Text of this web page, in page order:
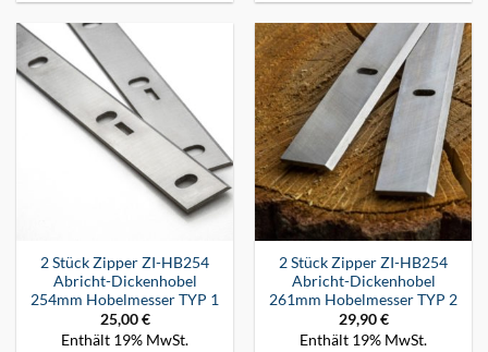
2 Stück Zipper ZI-HB254
Abricht-Dickenhobel
254mm Hobelmesser TYP 1
25,00€
Enthält 19% MwSt.
2 Stück Zipper ZI-HB254
Abricht-Dickenhobel
261mm Hobelmesser TYP 2
29,90€
Enthält 19% MwSt.